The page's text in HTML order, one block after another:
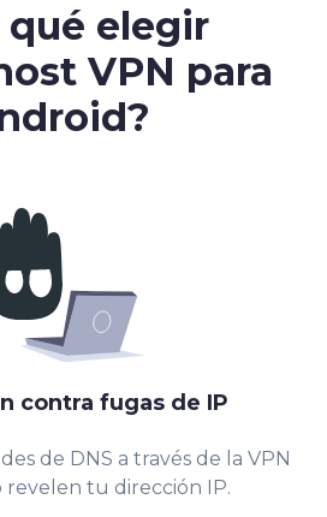
qué elegir
VPN para
contra fugas de IP
de DNS a través de la VPN
revelen tu dirección IP.